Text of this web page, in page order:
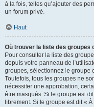
à la fois, telles qu’ajouter des
un forum privé.
Haut
Où trouver la liste des groupes
Pour consulter la liste des
depuis votre panneau de
groupes, sélectionnez le groupe
Toutefois, tous les groupes ne
nécessiter une approbation,
être masqués. Si le groupe est
librement. Si le groupe est dit «